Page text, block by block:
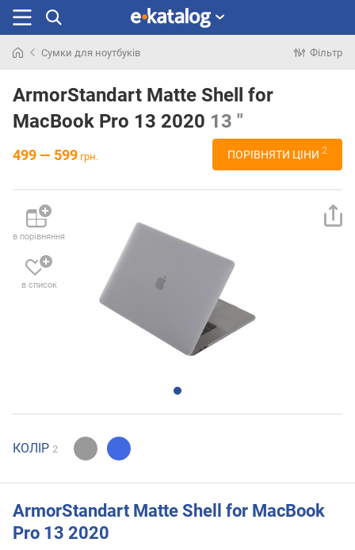
раніше
Сумки для ноутбуків Фільтр
ArmorStandart Matte Shell for
MacBook Pro 13 2020 13 "
499 — 599 грн. ПОРІВНЯТИ ЦІНИ 2
в порівняння
в список
КОЛІР 2
ArmorStandart Matte Shell for MacBook
Pro 13 2020